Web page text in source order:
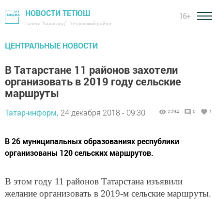
НОВОСТИ ТЕТЮШ
Газета "Авангард" - Тетюшский район
16+
ЦЕНТРАЛЬНЫЕ НОВОСТИ
В Татарстане 11 районов захотели
организовать в 2019 году сельские
маршруты
Татар-информ, 24 декабря 2018 - 09:30 2294 0 1
В 26 муниципальных образованиях республики
организованы 120 сельских маршрутов.
В этом году 11 районов Татарстана изъявили
желание организовать в 2019-м сельские маршруты.